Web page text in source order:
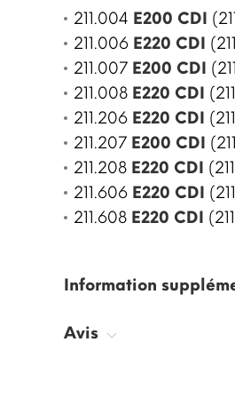
211.004 E200 CDI
211.006 E220 CDI
211.007 E200 CDI
211.008 E220 CDI
211.206 E220 CDI
211.207 E200 CDI
211.208 E220 CDI
211.606 E220 CDI
211.608 E220 CDI
Information
Avis